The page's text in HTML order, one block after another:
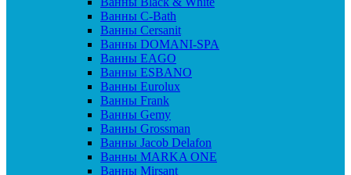
Ванны C-Bath
Ванны Cersanit
Ванны DOMANI-SPA
Ванны EAGO
Ванны ESBANO
Ванны Eurolux
Ванны Frank
Ванны Gemy
Ванны Grossman
Ванны Jacob Delafon
Ванны MARKA ONE
Ванны Mirsant